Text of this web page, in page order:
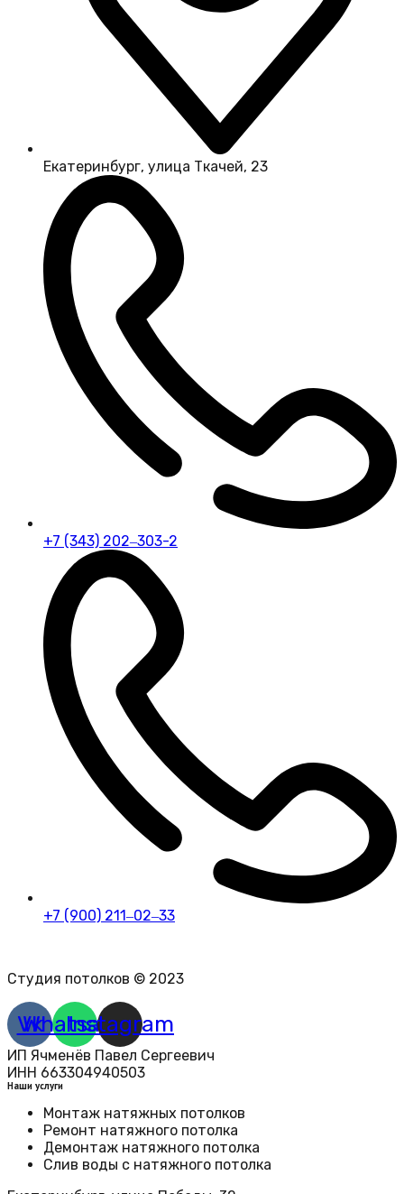
Екатеринбург, улица Ткачей, 23
+7 (343) 202‒303-2
+7 (900) 211‒02‒33
Студия потолков © 2023
Vk
Whatsapp
Instagram
ИП Ячменёв Павел Сергеевич
ИНН 663304940503
Наши услуги
Монтаж натяжных потолков
Ремонт натяжного потолка
Демонтаж натяжного потолка
Слив воды с натяжного потолка